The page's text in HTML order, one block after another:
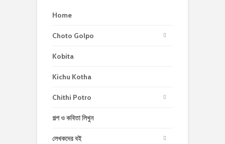
Home
Choto Golpo
Kobita
Kichu Kotha
Chithi Potro
গল্প ও কবিতা লিখুন
লেখকদের বই